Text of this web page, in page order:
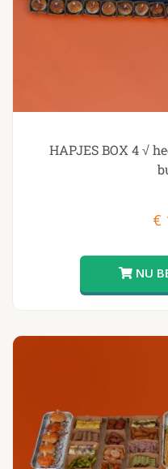
HAPJES BOX 4 √
€